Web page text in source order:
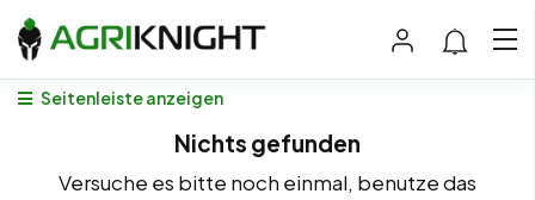
Seitenleiste anzeigen
Nichts gefunden
Versuche es bitte noch einmal, benutze das